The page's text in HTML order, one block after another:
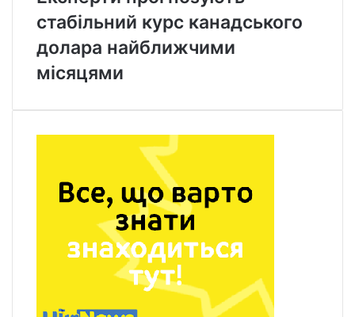
стабільний курс канадського
долара найближчими
місяцями